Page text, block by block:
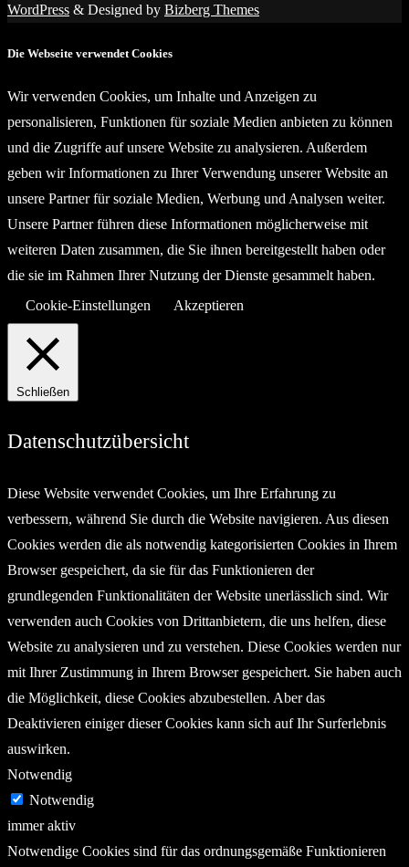
WordPress & Designed by Bizberg Themes
Die Webseite verwendet Cookies
Wir verwenden Cookies, um Inhalte und Anzeigen zu
personalisieren, Funktionen für soziale Medien anbieten zu können
und die Zugriffe auf unsere Website zu analysieren. Außerdem
geben wir Informationen zu Ihrer Verwendung unserer Website an
unsere Partner für soziale Medien, Werbung und Analysen weiter.
Unsere Partner führen diese Informationen möglicherweise mit
weiteren Daten zusammen, die Sie ihnen bereitgestellt haben oder
die sie im Rahmen Ihrer Nutzung der Dienste gesammelt haben.
Cookie-Einstellungen
Akzeptieren
Schließen
Datenschutzübersicht
Diese Website verwendet Cookies, um Ihre Erfahrung zu
verbessern, während Sie durch die Website navigieren. Aus diesen
Cookies werden die als notwendig kategorisierten Cookies in Ihrem
Browser gespeichert, da sie für das Funktionieren der
grundlegenden Funktionalitäten der Website unerlässlich sind. Wir
verwenden auch Cookies von Drittanbietern, die uns helfen, diese
Website zu analysieren und zu verstehen. Diese Cookies werden nur
mit Ihrer Zustimmung in Ihrem Browser gespeichert. Sie haben auch
die Möglichkeit, diese Cookies abzubestellen. Aber das
Deaktivieren einiger dieser Cookies kann sich auf Ihr Surferlebnis
auswirken.
Notwendig
Notwendig
immer aktiv
Notwendige Cookies sind für das ordnungsgemäße Funktionieren